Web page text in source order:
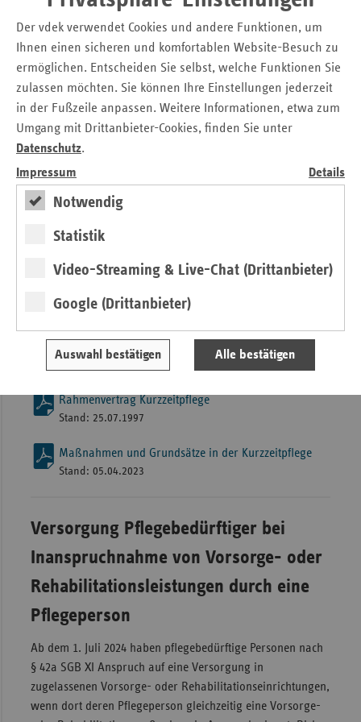
Der vdek verwendet Cookies und andere Funktionen, um
Ihnen einen sicheren und komfortablen Website-Besuch zu
ermöglichen. Entscheiden Sie selbst, welche Funktionen Sie
zulassen möchten. Sie können Ihre Einstellungen jederzeit
in der Fußzeile anpassen. Weitere Informationen, etwa zum
Umgang mit Drittanbieter-Cookies, finden Sie unter
Datenschutz.
Impressum
Details
Notwendig
Statistik
Video-Streaming & Live-Chat (Drittanbieter)
Google (Drittanbieter)
Auswahl bestätigen Alle bestätigen
Stand: 01.07.2012
Rahmenvertrag teilstationär
Stand: 25.07.1997
Maßstäbe und Grundsätze in der teilstationären
Pflege
Stand: 13.12.2023
Kurzzeitpflege
Angebote der Kurzzeitpflege bieten pflegebedürftigen
Menschen für eine Übergangszeit im Anschluss an eine
die ambulante bzw. teilstationäre Pflege (noch) nicht
zur Vermeidung der dauerhaften vollstationären Pflege.
Strukturerhebungsbogen Kurzzeitpflege
Stand: 01.07.2012
Rahmenvertrag Kurzzeitpflege
Stand: 25.07.1997
Maßnahmen und Grundsätze in der Kurzzeitpflege
Stand: 05.04.2023
Versorgung Pflegebedürftiger bei
Inanspruchnahme von Vorsorge- oder
Rehabilitationsleistungen durch eine
Pflegeperson
Ab dem 1. Juli 2024 haben pflegebedürftige Personen nach
§ 42a SGB XI Anspruch auf eine Versorgung in
zugelassenen Vorsorge- oder Rehabilitationseinrichtungen,
wenn dort deren Pflegeperson gleichzeitig eine Vorsorge-